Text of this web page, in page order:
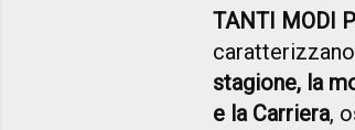
TANTI MODI
stagione, la
e la Carriera,